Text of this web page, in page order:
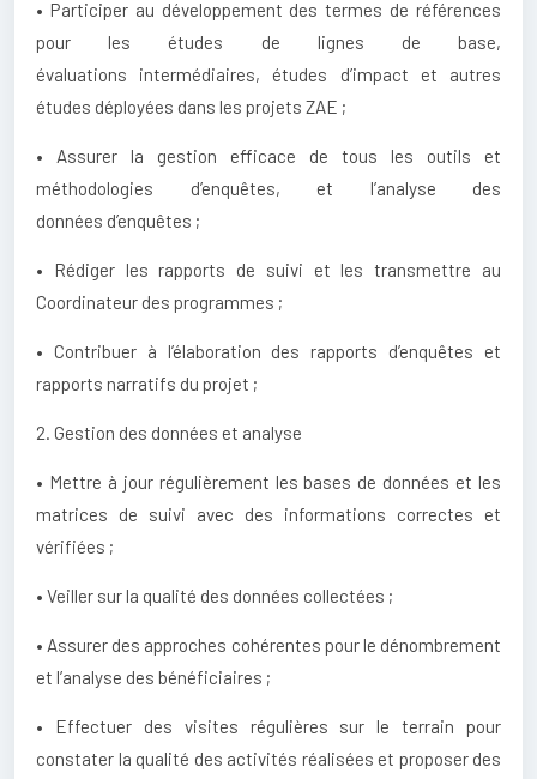
• Participer au développement des termes de références
pour les études de lignes de base,
évaluations intermédiaires, études d’impact et autres
études déployées dans les projets ZAE ;
• Assurer la gestion efficace de tous les outils et
méthodologies d’enquêtes, et l’analyse des
données d’enquêtes ;
• Rédiger les rapports de suivi et les transmettre au
Coordinateur des programmes ;
• Contribuer à l’élaboration des rapports d’enquêtes et
rapports narratifs du projet ;
2. Gestion des données et analyse
• Mettre à jour régulièrement les bases de données et les
matrices de suivi avec des informations correctes et
vérifiées ;
• Veiller sur la qualité des données collectées ;
• Assurer des approches cohérentes pour le dénombrement
et l’analyse des bénéficiaires ;
• Effectuer des visites régulières sur le terrain pour
constater la qualité des activités réalisées et proposer des